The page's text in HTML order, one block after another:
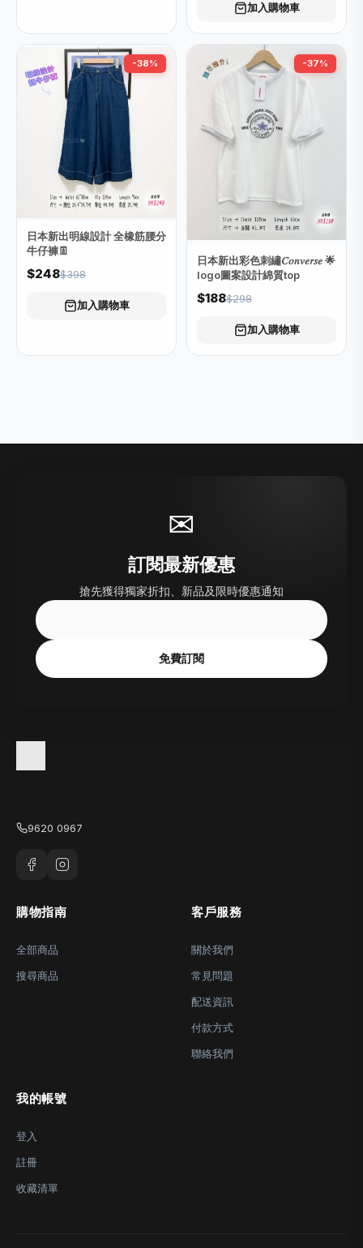
加入購物車
-38%
日本新出明線設計 全橡筋腰分
牛仔褲👖
$248$398
加入購物車
-37%
日本新出彩色刺繡𝐶𝑜𝑛𝑣𝑒𝑟𝑠𝑒 🌟
logo圖案設計綿質top
$188$298
加入購物車
✉
訂閱最新優惠
搶先獲得獨家折扣、新品及限時優惠通知
免費訂閱
9620 0967
購物指南
全部商品
搜尋商品
客戶服務
關於我們
常見問題
配送資訊
付款方式
聯絡我們
我的帳號
登入
註冊
收藏清單